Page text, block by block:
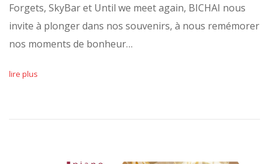
Forgets, SkyBar et Until we meet again, BICHAI nous
invite à plonger dans nos souvenirs, à nous remémorer
nos moments de bonheur…
lire plus